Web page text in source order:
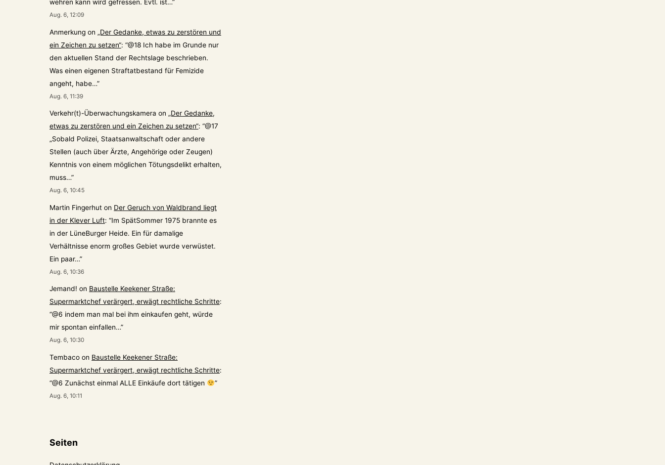
wehren kann wird gefressen. Evtl. ist…”
Aug. 6, 12:09
Anmerkung on „Der Gedanke, etwas zu zerstören und
ein Zeichen zu setzen“: “@18 Ich habe im Grunde nur
den aktuellen Stand der Rechtslage beschrieben.
Was einen eigenen Straftatbestand für Femizide
angeht, habe…”
Aug. 6, 11:39
Verkehr(t)-Überwachungskamera on „Der Gedanke,
etwas zu zerstören und ein Zeichen zu setzen“: “@17
„Sobald Polizei, Staatsanwaltschaft oder andere
Stellen (auch über Ärzte, Angehörige oder Zeugen)
Kenntnis von einem möglichen Tötungsdelikt erhalten,
muss…”
Aug. 6, 10:45
Martin Fingerhut on Der Geruch von Waldbrand liegt
in der Klever Luft: “Im SpätSommer 1975 brannte es
in der LüneBurger Heide. Ein für damalige
Verhältnisse enorm großes Gebiet wurde verwüstet.
Ein paar…”
Aug. 6, 10:36
Jemand! on Baustelle Keekener Straße:
Supermarktchef verärgert, erwägt rechtliche Schritte:
“@6 indem man mal bei ihm einkaufen geht, würde
mir spontan einfallen…”
Aug. 6, 10:30
Tembaco on Baustelle Keekener Straße:
Supermarktchef verärgert, erwägt rechtliche Schritte:
“@6 Zunächst einmal ALLE Einkäufe dort tätigen ”
Aug. 6, 10:11
Seiten